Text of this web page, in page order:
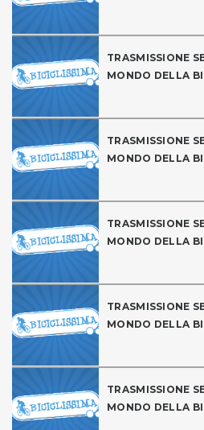
TRASMISSIONE
MONDO DELLA
TRASMISSIONE
MONDO DELLA
TRASMISSIONE
MONDO DELLA
TRASMISSIONE
MONDO DELLA
TRASMISSIONE
MONDO DELLA